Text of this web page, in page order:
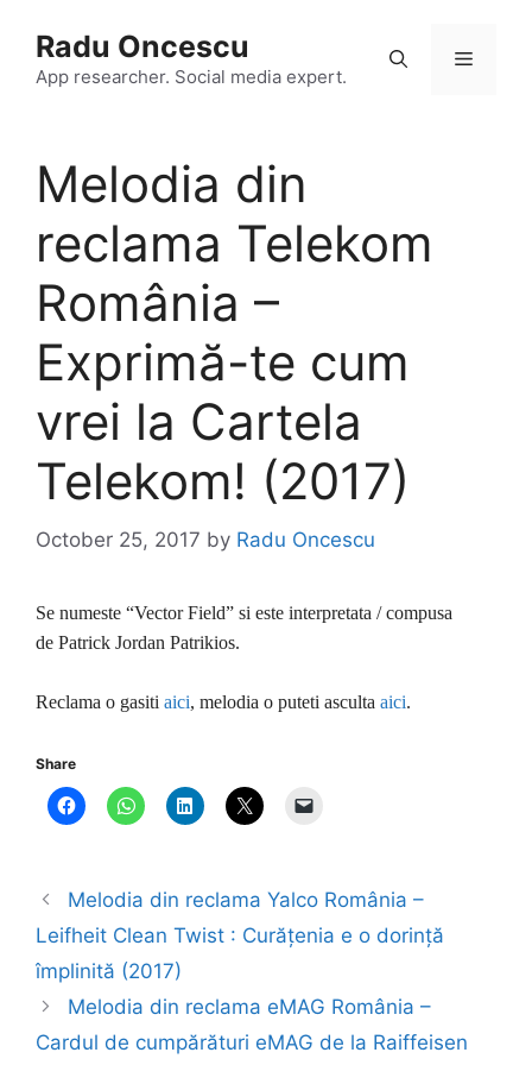
content
Radu Oncescu
App researcher. Social media expert.
Menu
Melodia din
reclama Telekom
România –
Exprimă-te cum
vrei la Cartela
Telekom! (2017)
October 25, 2017 by Radu Oncescu
Se numeste “Vector Field” si este interpretata / compusa
de Patrick Jordan Patrikios.
Reclama o gasiti aici, melodia o puteti asculta aici.
Share
Melodia din reclama Yalco România –
Leifheit Clean Twist : Curățenia e o dorință
împlinită (2017)
Melodia din reclama eMAG România –
Cardul de cumpărături eMAG de la Raiffeisen